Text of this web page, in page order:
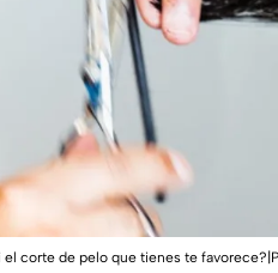
el corte de pelo que tienes te